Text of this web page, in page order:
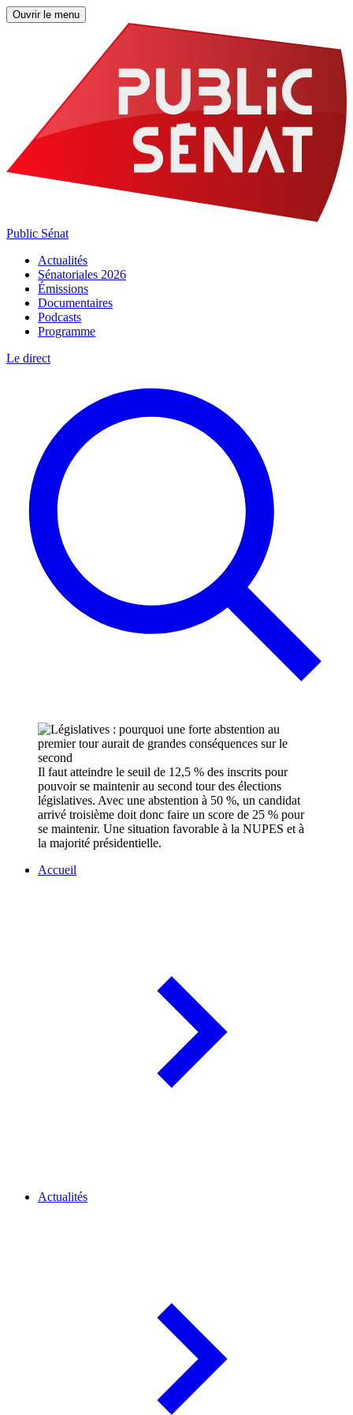
Ouvrir le menu
Public Sénat
Actualités
Sénatoriales 2026
Émissions
Documentaires
Podcasts
Programme
Le direct
Il faut atteindre le seuil de 12,5 % des inscrits pour
pouvoir se maintenir au second tour des élections
législatives. Avec une abstention à 50 %, un candidat
arrivé troisième doit donc faire un score de 25 % pour
se maintenir. Une situation favorable à la NUPES et à
la majorité présidentielle.
Accueil
Actualités